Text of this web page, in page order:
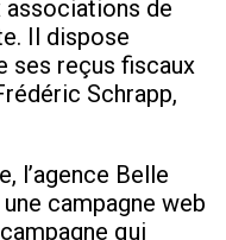
associations de
Il dispose
ses reçus fiscaux
Schrapp,
l’agence Belle
campagne web
qui